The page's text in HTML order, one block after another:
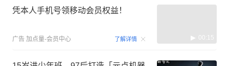
凭本人手机号领移动会员权益！
广告 加点量-会员中心 了解详情 00:15